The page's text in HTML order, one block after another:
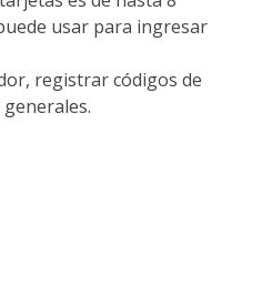
usar para ingresar
registrar códigos de